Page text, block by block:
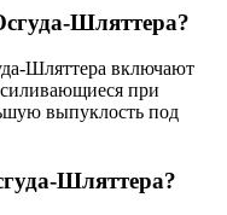
Шляттера?
Шляттера включают
при
выпуклость под
Шляттера?